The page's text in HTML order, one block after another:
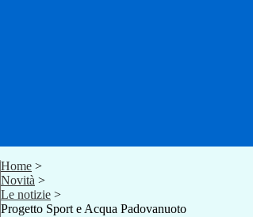
Home >
Novità >
Le notizie >
Progetto Sport e Acqua Padovanuoto